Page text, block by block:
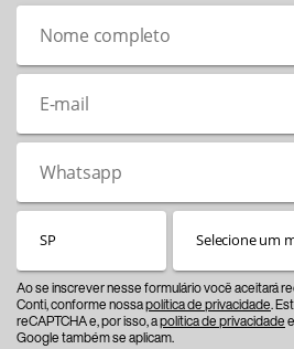
Ao se inscrever nesse formulário você aceitará
Conti, conforme nossapolítica de privacidade.
reCAPTCHA e, por isso, apolítica de privacidade
Google também se aplicam.